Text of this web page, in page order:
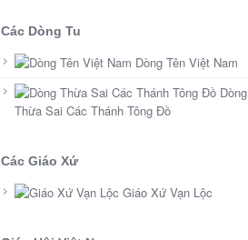
Các Dòng Tu
Dòng Tên Việt Nam
Dòng
Thừa Sai Các Thánh Tông Đồ
Các Giáo Xứ
Giáo Xứ Vạn Lộc